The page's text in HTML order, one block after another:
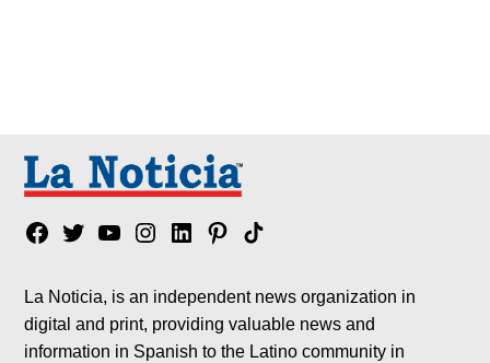
Facebook
TwitterYouTubeInstagram
LinkedinPinterest
Tik
La Noticia, is an independent news organization in
digital and print, providing valuable news and
information in Spanish to the Latino community in